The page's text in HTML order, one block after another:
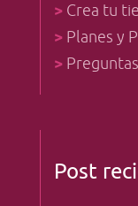
> Crea tu
> Planes y
>
Post